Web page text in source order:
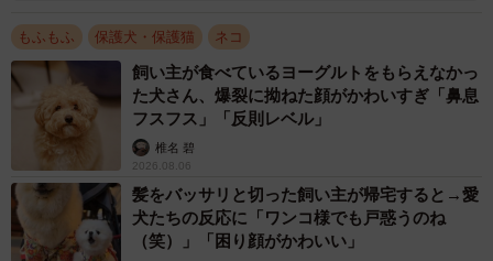
もふもふ 保護犬・保護猫 ネコ
飼い主が食べているヨーグルトをもらえなかっ
た犬さん、爆裂に拗ねた顔がかわいすぎ「鼻息
フスフス」「反則レベル」
椎名 碧
2026.08.06
髪をバッサリと切った飼い主が帰宅すると→愛
犬たちの反応に「ワンコ様でも戸惑うのね
（笑）」「困り顔がかわいい」